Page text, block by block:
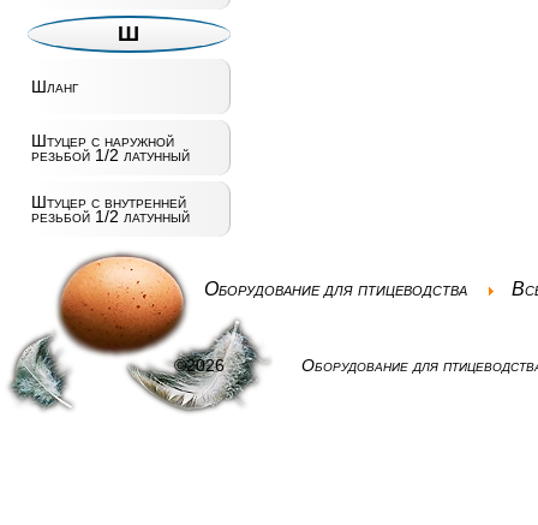
Ш
Шланг
Штуцер с наружной
резьбой 1/2 латунный
Штуцер с внутренней
резьбой 1/2 латунный
Оборудование для птицеводства
©2026 Оборудование для